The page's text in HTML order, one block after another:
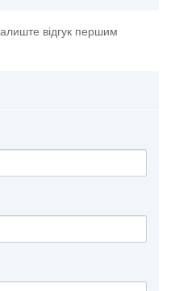
відгук першим